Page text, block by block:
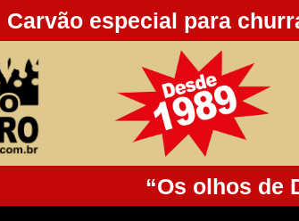
Carvão especial para
“Os olhos de